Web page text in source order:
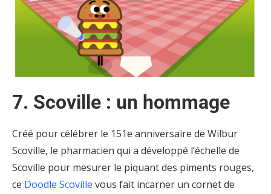
7. Scoville : un hommage
Créé pour célébrer le 151e anniversaire de Wilbur
Scoville, le pharmacien qui a développé l’échelle de
Scoville pour mesurer le piquant des piments rouges,
ce Doodle Scoville vous fait incarner un cornet de